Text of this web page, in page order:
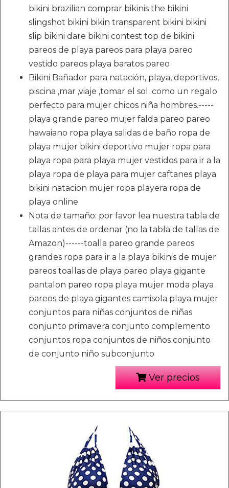
bikini brazilian comprar bikinis the bikini
slingshot bikini bikin transparent bikini bikini
slip bikini dare bikini contest top de bikini
pareos de playa pareos para playa pareo
vestido pareos playa baratos pareo
Bikini Bañador para natación, playa, deportivos,
piscina ,mar ,viaje ,tomar el sol .como un regalo
perfecto para mujer chicos niña hombres.-----
playa grande pareo mujer falda pareo pareo
hawaiano ropa playa salidas de baño ropa de
playa mujer bikini deportivo mujer ropa para
playa ropa para playa mujer vestidos para ir a la
playa ropa de playa para mujer caftanes playa
bikini natacion mujer ropa playera ropa de
playa online
Nota de tamaño: por favor lea nuestra tabla de
tallas antes de ordenar (no la tabla de tallas de
Amazon)------toalla pareo grande pareos
grandes ropa para ir a la playa bikinis de mujer
pareos toallas de playa pareo playa gigante
pantalon pareo ropa playa mujer moda playa
pareos de playa gigantes camisola playa mujer
conjuntos para niñas conjuntos de niñas
conjunto primavera conjunto complemento
conjuntos ropa conjuntos de niños conjunto
de conjunto niño subconjunto
Ver precios